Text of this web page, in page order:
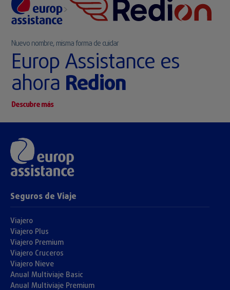
>
Nuevo nombre, misma forma de cuidar
Europ Assistance es
ahora Redion
Descubre más
Seguros de Viaje
Viajero
Viajero Plus
Viajero Premium
Viajero Cruceros
Viajero Nieve
Anual Multiviaje Basic
Anual Multiviaje Premium